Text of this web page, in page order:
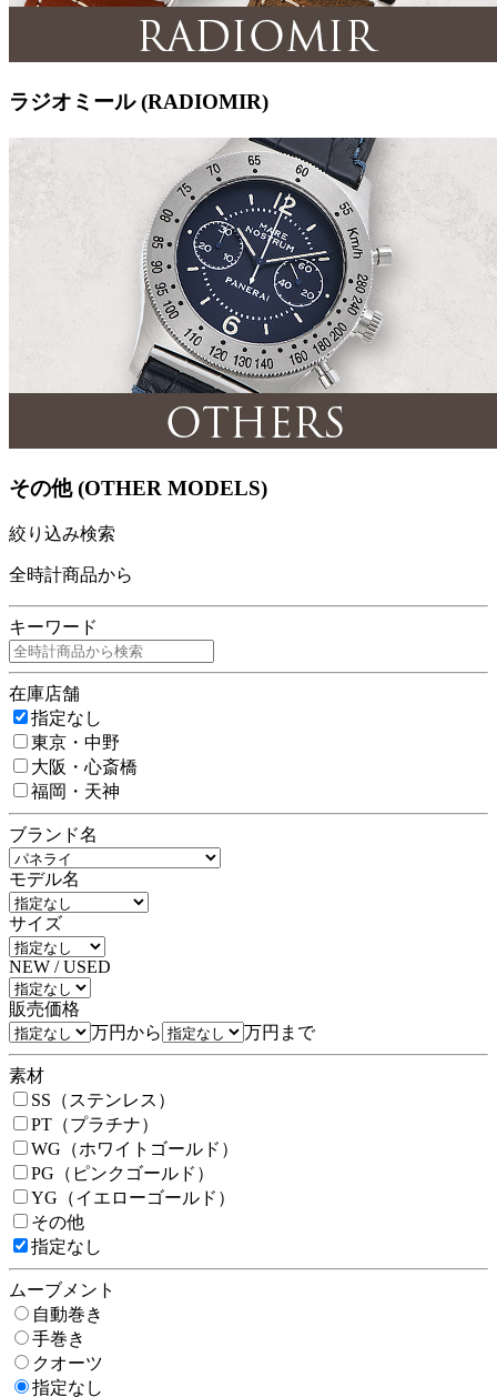
ラジオミール (RADIOMIR)
その他 (OTHER MODELS)
絞り込み検索
全時計商品から
キーワード
在庫店舗
指定なし
東京・中野
大阪・心斎橋
福岡・天神
ブランド名
モデル名
サイズ
NEW / USED
販売価格
万円から
万円まで
素材
SS（ステンレス）
PT（プラチナ）
WG（ホワイトゴールド）
PG（ピンクゴールド）
YG（イエローゴールド）
その他
指定なし
ムーブメント
自動巻き
手巻き
クオーツ
指定なし